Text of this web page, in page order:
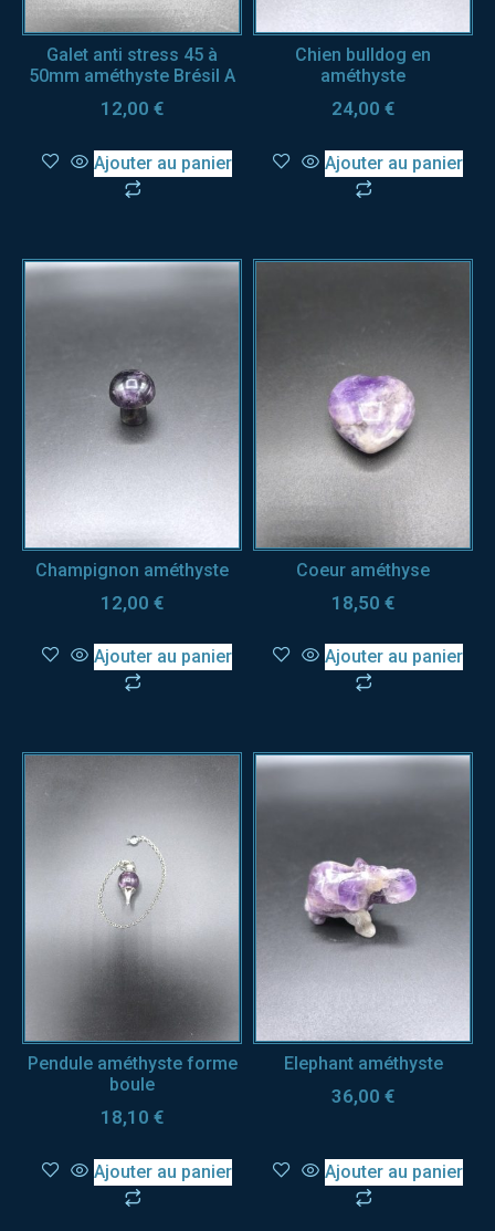
Galet anti stress 45 à
50mm améthyste Brésil A
12,00 €
Ajouter au panier
Chien bulldog en
améthyste
24,00 €
Ajouter au panier
Champignon améthyste
12,00 €
Ajouter au panier
Coeur améthyse
18,50 €
Ajouter au panier
Pendule améthyste forme
boule
18,10 €
Ajouter au panier
Elephant améthyste
36,00 €
Ajouter au panier